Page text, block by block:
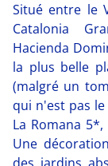
Situé entre le
Catalonia
Hacienda
la plus belle
(malgré un
qui n'est pas
La Romana
Une